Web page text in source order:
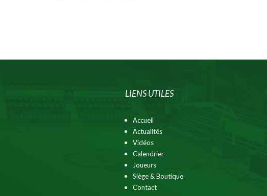
LIENS UTILES
Accueil
Actualités
Vidéos
Calendrier
Joueurs
Siège & Boutique
Contact